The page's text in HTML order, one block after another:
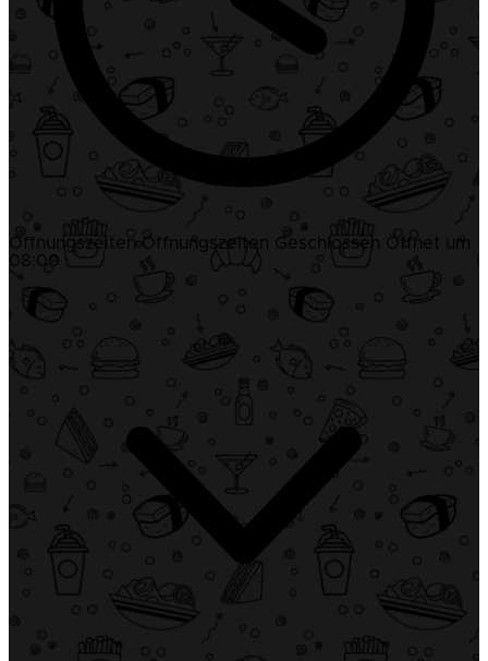
Öffnungszeiten Öffnungszeiten Geschlossen Öffnet um
08:00